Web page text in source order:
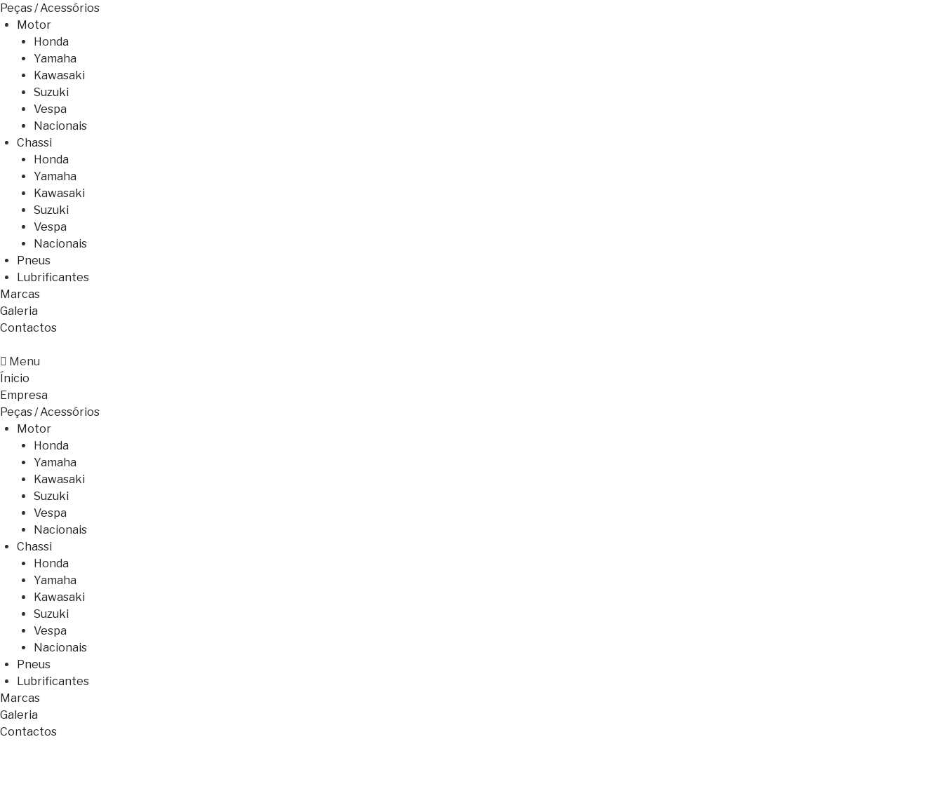
Peças / Acessórios
Motor
Honda
Yamaha
Kawasaki
Suzuki
Vespa
Nacionais
Chassi
Honda
Yamaha
Kawasaki
Suzuki
Vespa
Nacionais
Pneus
Lubrificantes
Marcas
Galeria
Contactos
Menu
Ínicio
Empresa
Peças / Acessórios
Motor
Honda
Yamaha
Kawasaki
Suzuki
Vespa
Nacionais
Chassi
Honda
Yamaha
Kawasaki
Suzuki
Vespa
Nacionais
Pneus
Lubrificantes
Marcas
Galeria
Contactos